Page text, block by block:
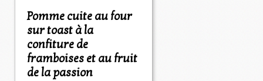
Pomme cuite au four
sur toast à la
confiture de
framboises et au fruit
de la passion